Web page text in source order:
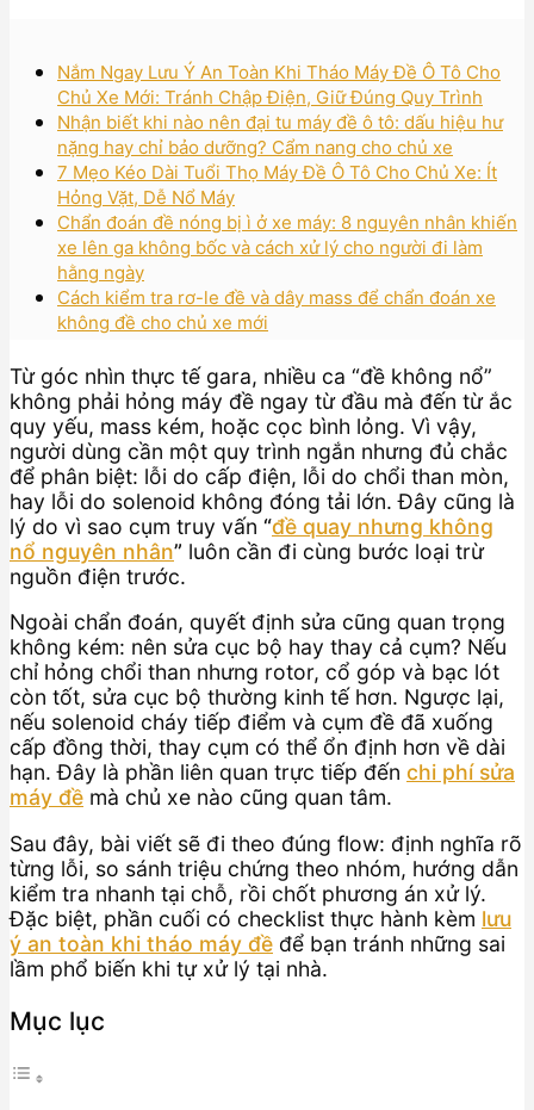
Nắm Ngay Lưu Ý An Toàn Khi Tháo Máy Đề Ô Tô Cho
Chủ Xe Mới: Tránh Chập Điện, Giữ Đúng Quy Trình
Nhận biết khi nào nên đại tu máy đề ô tô: dấu hiệu hư
nặng hay chỉ bảo dưỡng? Cẩm nang cho chủ xe
7 Mẹo Kéo Dài Tuổi Thọ Máy Đề Ô Tô Cho Chủ Xe: Ít
Hỏng Vặt, Dễ Nổ Máy
Chẩn đoán đề nóng bị ì ở xe máy: 8 nguyên nhân khiến
xe lên ga không bốc và cách xử lý cho người đi làm
hằng ngày
Cách kiểm tra rơ-le đề và dây mass để chẩn đoán xe
không đề cho chủ xe mới
Từ góc nhìn thực tế gara, nhiều ca “đề không nổ”
không phải hỏng máy đề ngay từ đầu mà đến từ ắc
quy yếu, mass kém, hoặc cọc bình lỏng. Vì vậy,
người dùng cần một quy trình ngắn nhưng đủ chắc
để phân biệt: lỗi do cấp điện, lỗi do chổi than mòn,
hay lỗi do solenoid không đóng tải lớn. Đây cũng là
lý do vì sao cụm truy vấn “đề quay nhưng không
nổ nguyên nhân” luôn cần đi cùng bước loại trừ
nguồn điện trước.
Ngoài chẩn đoán, quyết định sửa cũng quan trọng
không kém: nên sửa cục bộ hay thay cả cụm? Nếu
chỉ hỏng chổi than nhưng rotor, cổ góp và bạc lót
còn tốt, sửa cục bộ thường kinh tế hơn. Ngược lại,
nếu solenoid cháy tiếp điểm và cụm đề đã xuống
cấp đồng thời, thay cụm có thể ổn định hơn về dài
hạn. Đây là phần liên quan trực tiếp đến chi phí sửa
máy đề mà chủ xe nào cũng quan tâm.
Sau đây, bài viết sẽ đi theo đúng flow: định nghĩa rõ
từng lỗi, so sánh triệu chứng theo nhóm, hướng dẫn
kiểm tra nhanh tại chỗ, rồi chốt phương án xử lý.
Đặc biệt, phần cuối có checklist thực hành kèm lưu
ý an toàn khi tháo máy đề để bạn tránh những sai
lầm phổ biến khi tự xử lý tại nhà.
Mục lục